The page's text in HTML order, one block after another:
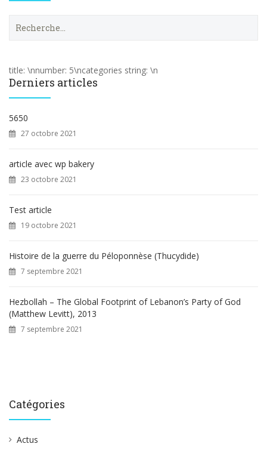
e
r
e
r
title: \nnumber: 5\ncategories string: \n
Derniers articles
5650
27 octobre 2021
article avec wp bakery
23 octobre 2021
Test article
19 octobre 2021
Histoire de la guerre du Péloponnèse (Thucydide)
7 septembre 2021
Hezbollah – The Global Footprint of Lebanon’s Party of God
(Matthew Levitt), 2013
7 septembre 2021
Catégories
Actus